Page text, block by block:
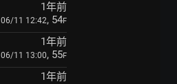
1年前
06/11 12:42, 54F
1年前
06/11 13:00, 55F
1年前